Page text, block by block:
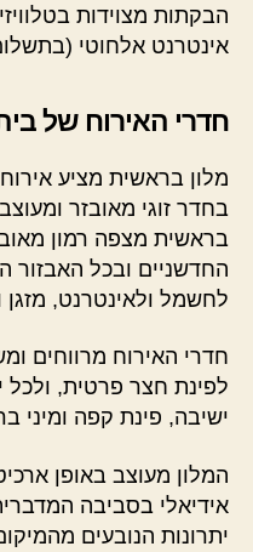
הבקתות מצוידות
אינטרנט אלחוטי
חדרי האירוח של
מלון בראשית מציע
בחדר זוגי מאובזר
בראשית מצפה רמון
החדשניים ובכל האבזור
לחשמל ולאינטרנט, מזגן
חדרי האירוח מרווחים
לפינת חצר פרטית, ולכל
ישיבה, פינת קפה ומיני
המלון מעוצב באופן
אידיאלי בסביבה
יתרונות הנובעים